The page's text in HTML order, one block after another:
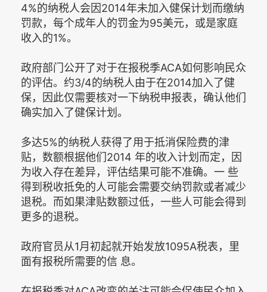
4%的纳税人会因2014年未加入健保计划而缴纳
罚款，每个成年人的罚金为95美元，或是家庭
收入的1%。
政府部门公开了对于在报税季ACA如何影响民众
的评估。约3/4的纳税人由于在2014加入了健
保，因此仅需要核对一下纳税申报表，确认他们
确实加入了健保计划。
多达5%的纳税人获得了用于抵消保险费的津
贴，数额根据他们2014 年的收入计划而定，因
为收入存在差异，评估结果可能不准确。一 些
得到税收抵免的人可能会需要交纳罚款或者减少
退税。而如果津贴数额过低，一些人可能会得到
更多的退税。
政府官员从1月初起就开始发放1095A税表，里
面有报税所需要的信 息。